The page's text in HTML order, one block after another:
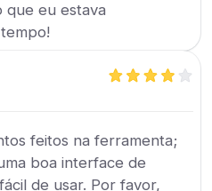
que eu estava
feitos na ferramenta;
boa interface de
de usar. Por favor,